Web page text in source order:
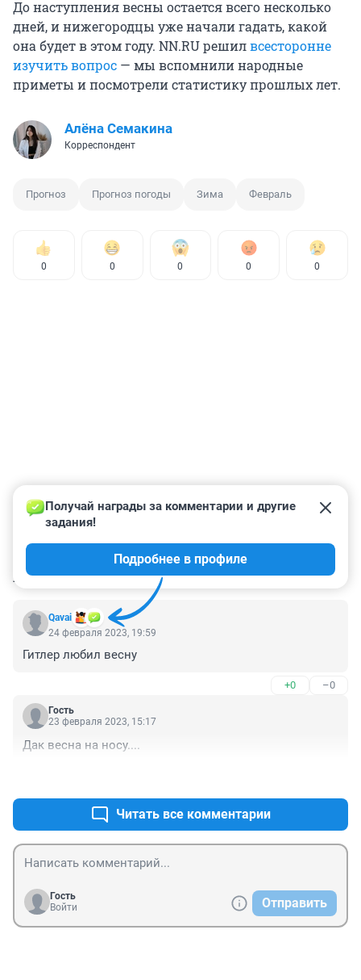
До наступления весны остается всего несколько
дней, и нижегородцы уже начали гадать, какой
она будет в этом году. NN.RU решилвсесторонне
изучить вопрос — мы вспомнили народные
приметы и посмотрели статистику прошлых лет.
Алёна Семакина
Корреспондент
Прогноз Прогноз погоды Зима Февраль
0 0 0 0 0
КОММЕНТАРИИ 2
Qavai
Получай награды за комментарии и другие
задания!
Подробнее в профиле
24 февраля 2023, 19:59
Гитлер любил весну
+0 –0
Гость
23 февраля 2023, 15:17
Дак весна на носу....
Читать все комментарии
Гость
Войти
Отправить